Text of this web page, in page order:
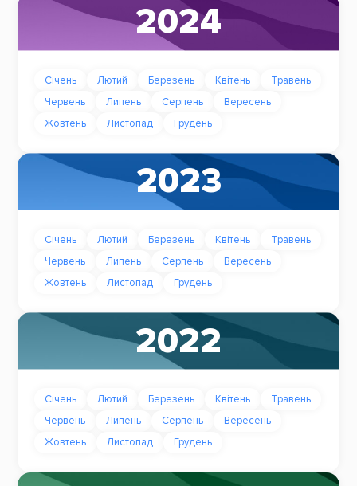
2024
Січень Лютий Березень Квітень
Травень
Червень
Липень Серпень
Вересень
Жовтень
Листопад Грудень
2023
Січень Лютий Березень Квітень
Травень
Червень
Липень Серпень
Вересень
Жовтень
Листопад Грудень
2022
Січень Лютий Березень Квітень
Травень
Червень
Липень Серпень
Вересень
Жовтень
Листопад Грудень